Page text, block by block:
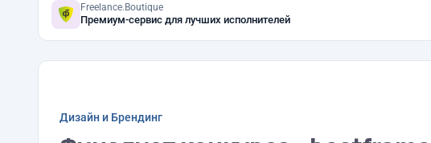
Freelance.Boutique
Премиум-сервис для лучших исполнителей
Дизайн и Брендинг